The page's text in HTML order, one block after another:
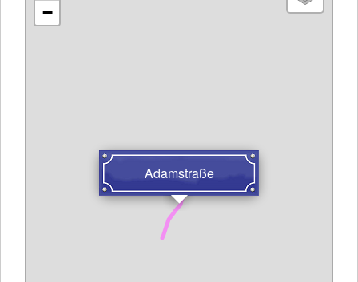
Adamstraße
−